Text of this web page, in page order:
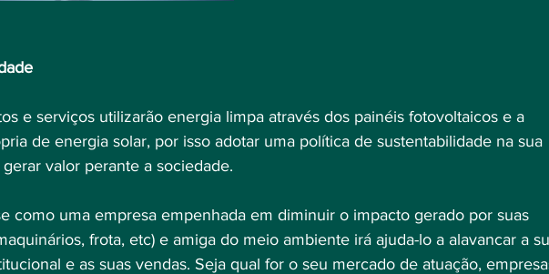
e serviços utilizarão energia limpa através dos painéis fotovoltaicos e a
de energia solar, por isso adotar uma política de sustentabilidade na sua
valor perante a sociedade.
como uma empresa empenhada em diminuir o impacto gerado por suas
frota, etc) e amiga do meio ambiente irá ajuda-lo a alavancar a
e as suas vendas. Seja qual for o seu mercado de atuação,